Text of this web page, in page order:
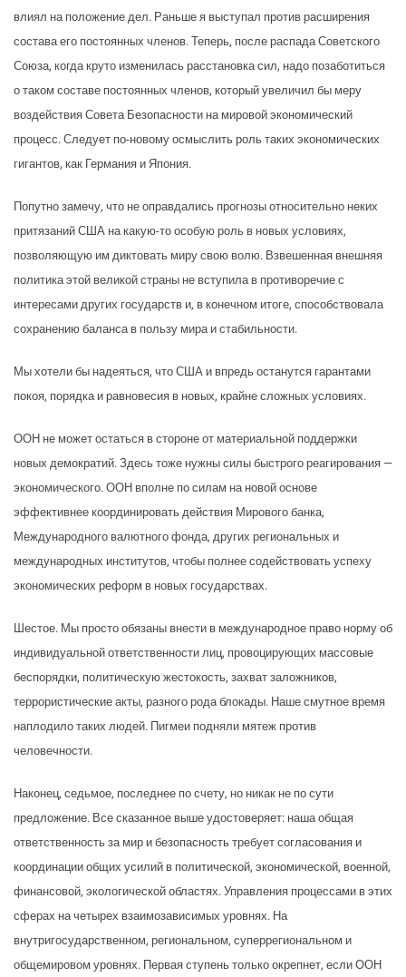
влиял на положение дел. Раньше я выступал против расширения
состава его постоянных членов. Теперь, после распада Советского
Союза, когда круто изменилась расстановка сил, надо позаботиться
о таком составе постоянных членов, который увеличил бы меру
воздействия Совета Безопасности на мировой экономический
процесс. Следует по-новому осмыслить роль таких экономических
гигантов, как Германия и Япония.
Попутно замечу, что не оправдались прогнозы относительно неких
притязаний США на какую-то особую роль в новых условиях,
позволяющую им диктовать миру свою волю. Взвешенная внешняя
политика этой великой страны не вступила в противоречие с
интересами других государств и, в конечном итоге, способствовала
сохранению баланса в пользу мира и стабильности.
Мы хотели бы надеяться, что США и впредь останутся гарантами
покоя, порядка и равновесия в новых, крайне сложных условиях.
ООН не может остаться в стороне от материальной поддержки
новых демократий. Здесь тоже нужны силы быстрого реагирования —
экономического. ООН вполне по силам на новой основе
эффективнее координировать действия Мирового банка,
Международного валютного фонда, других региональных и
международных институтов, чтобы полнее содействовать успеху
экономических реформ в новых государствах.
Шестое. Мы просто обязаны внести в международное право норму об
индивидуальной ответственности лиц, провоцирующих массовые
беспорядки, политическую жестокость, захват заложников,
террористические акты, разного рода блокады. Наше смутное время
наплодило таких людей. Пигмеи подняли мятеж против
человечности.
Наконец, седьмое, последнее по счету, но никак не по сути
предложение. Все сказанное выше удостоверяет: наша общая
ответственность за мир и безопасность требует согласования и
координации общих усилий в политической, экономической, военной,
финансовой, экологической областях. Управления процессами в этих
сферах на четырех взаимозависимых уровнях. На
внутригосударственном, региональном, суперрегиональном и
общемировом уровнях. Первая ступень только окрепнет, если ООН